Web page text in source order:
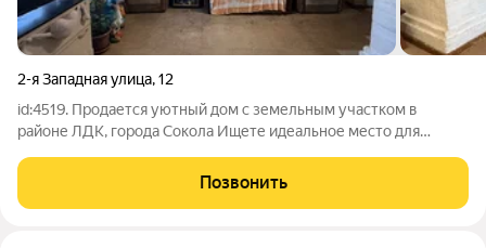
2-я Западная улица,12
id:4519. Продается уютный дом с земельным участком в
районе ЛДК, города Сокола Ищете идеальное место для
Позвонить